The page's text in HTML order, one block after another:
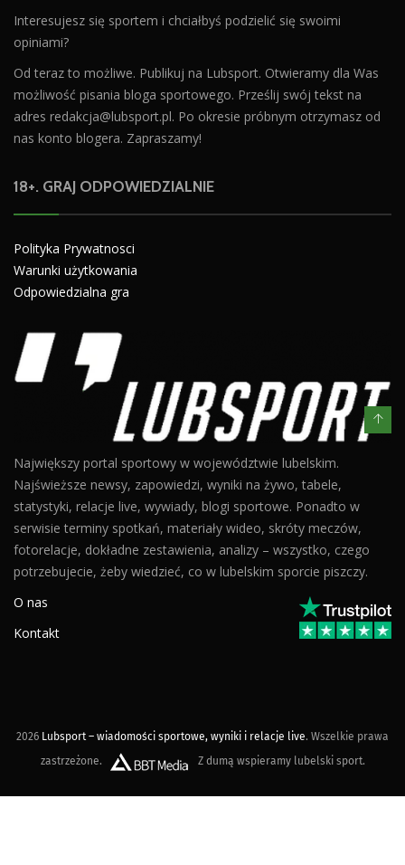
Interesujesz się sportem i chciałbyś podzielić się swoimi
opiniami?
Od teraz to możliwe. Publikuj na Lubsport. Otwieramy dla Was
możliwość pisania bloga sportowego. Prześlij swój tekst na
adres redakcja@lubsport.pl. Po okresie próbnym otrzymasz od
nas konto blogera. Zapraszamy!
18+. GRAJ ODPOWIEDZIALNIE
Polityka Prywatnosci
Warunki użytkowania
Odpowiedzialna gra
Największy portal sportowy w województwie lubelskim.
Najświeższe newsy, zapowiedzi, wyniki na żywo, tabele,
statystyki, relacje live, wywiady, blogi sportowe. Ponadto w
serwisie terminy spotkań, materiały wideo, skróty meczów,
fotorelacje, dokładne zestawienia, analizy – wszystko, czego
potrzebujecie, żeby wiedzieć, co w lubelskim sporcie piszczy.
O nas
Kontakt
2026 Lubsport – wiadomości sportowe, wyniki i relacje live. Wszelkie prawa
zastrzeżone.
Z dumą wspieramy lubelski sport.